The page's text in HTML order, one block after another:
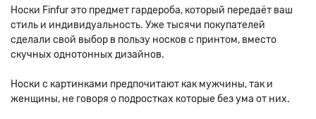
Носки Finfur это предмет гардероба, который передаёт ваш
стиль и индивидуальность. Уже тысячи покупателей
сделали свой выбор в пользу носков с принтом, вместо
скучных однотонных дизайнов.
Носки с картинками предпочитают как мужчины, так и
женщины, не говоря о подростках которые без ума от них.